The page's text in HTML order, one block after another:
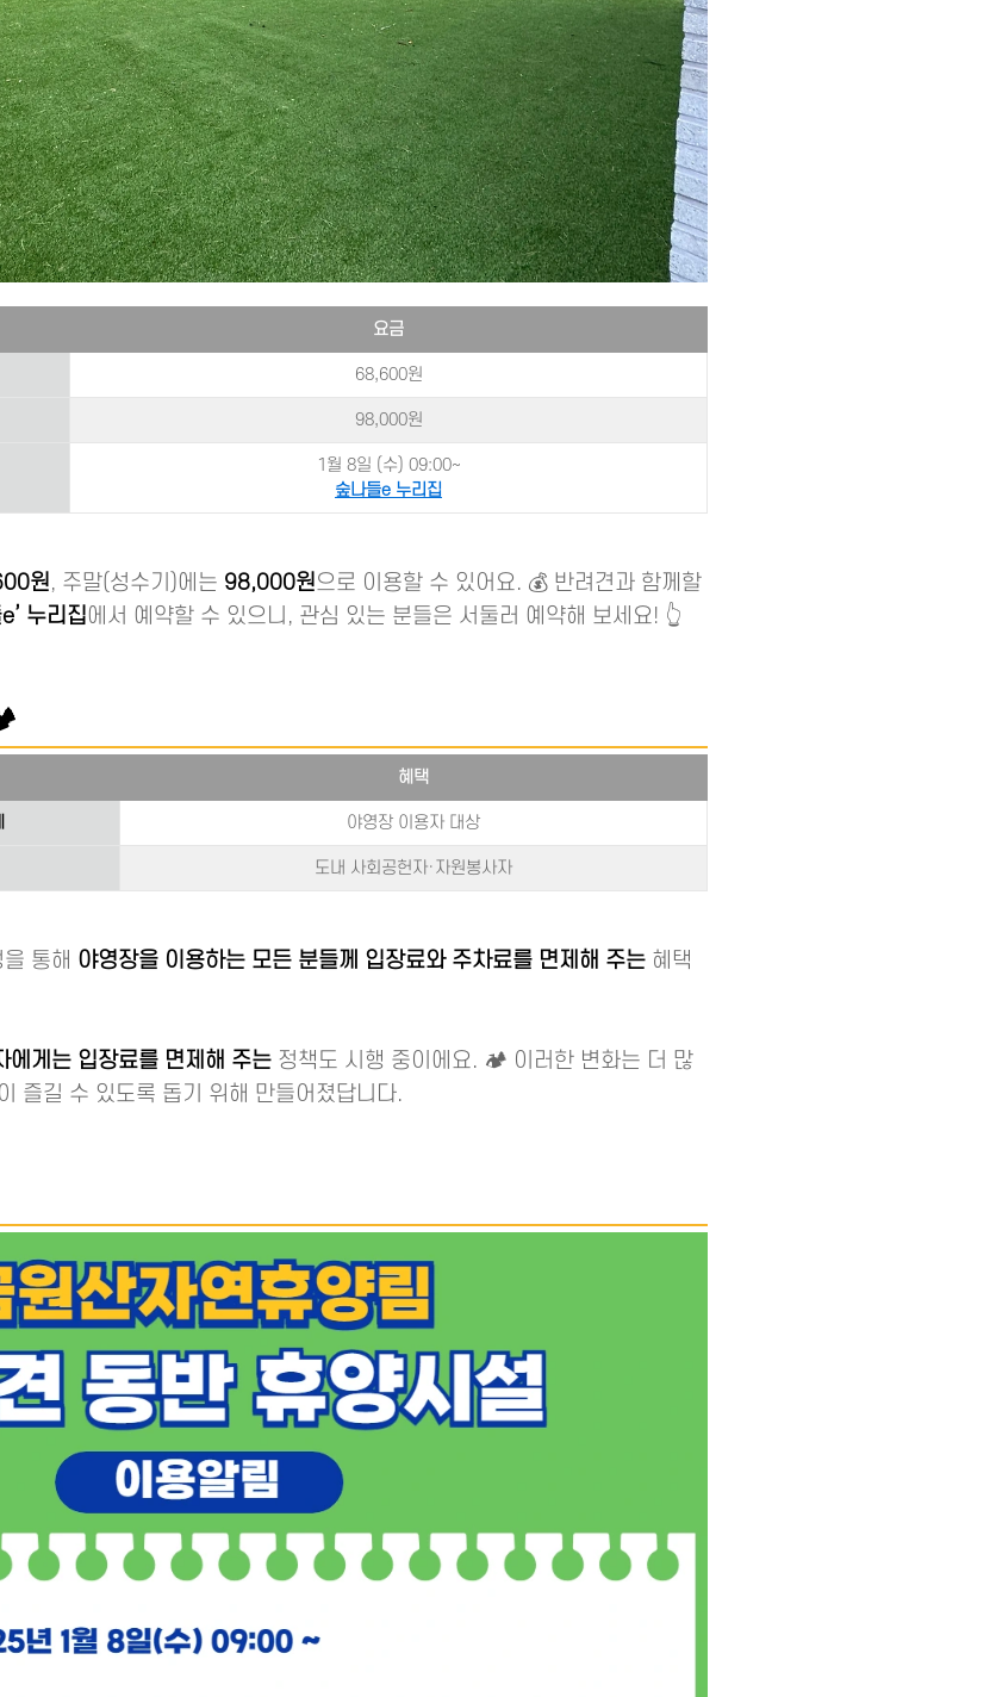
요금
68,600원
98,000원
1월 8일 (수) 09:00~
숲나들e 누리집
원, 주말(성수기)에는 98,000원으로 이용할 수 있어요. 💰 반려견과 함께할
누리집에서 예약할 수 있으니, 관심 있는 분들은 서둘러 예약해 보세요! 👆
혜택
야영장 이용자 대상
도내 사회공헌자·자원봉사자
통해 야영장을 이용하는 모든 분들께 입장료와 주차료를 면제해 주는 혜택
에게는 입장료를 면제해 주는 정책도 시행 중이에요. 🏕️ 이러한 변화는 더 많
즐길 수 있도록 돕기 위해 만들어졌답니다.